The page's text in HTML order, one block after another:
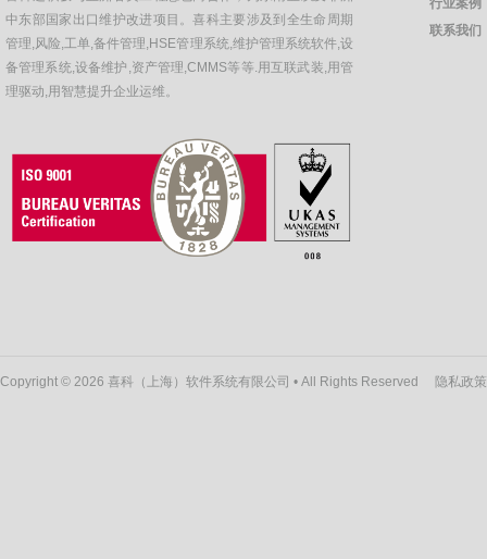
中东部国家出口维护改进项目。喜科主要涉及到全生命周期
管理,风险,工单,备件管理,HSE管理系统,维护管理系统软件,设
备管理系统,设备维护,资产管理,CMMS等等.用互联武装,用管
理驱动,用智慧提升企业运维。
行业案例
联系我们
Copyright © 2026 喜科（上海）软件系统有限公司 • All Rights Reserved 隐私政策